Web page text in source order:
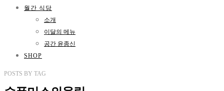
월간 식당
소개
이달의 메뉴
공간 윤종신
SHOP
POSTS BY TAG